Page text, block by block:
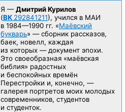
Я —Дмитрий Курилов
(ВК 292841211), учился в МАИ
в 1984—1990 гг. «Маёвский
букварь» — сборник рассказов,
баек, новелл, каждая
из которых — документ эпохи.
Это своеобразная «маёвская
библия» радостных
и беспокойных времён
Перестройки и, конечно, —
галерея портретов моих молодых
современников, студентов
и студенток.